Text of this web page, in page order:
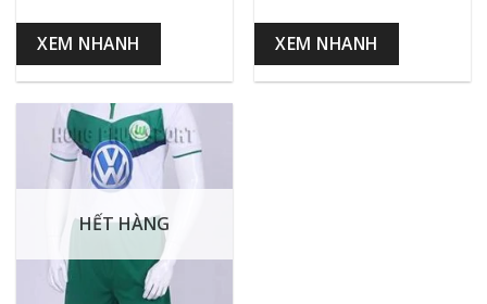
XEM NHANH XEM NHANH
HẾT HÀNG